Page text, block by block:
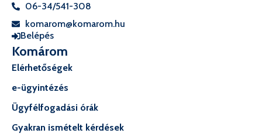
06-34/541-308
komarom@komarom.hu
Belépés
Komárom
Elérhetőségek
e-ügyintézés
Ügyfélfogadási órák
Gyakran ismételt kérdések